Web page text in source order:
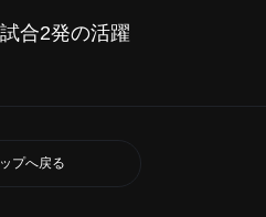
合2発の活躍
ップへ戻る